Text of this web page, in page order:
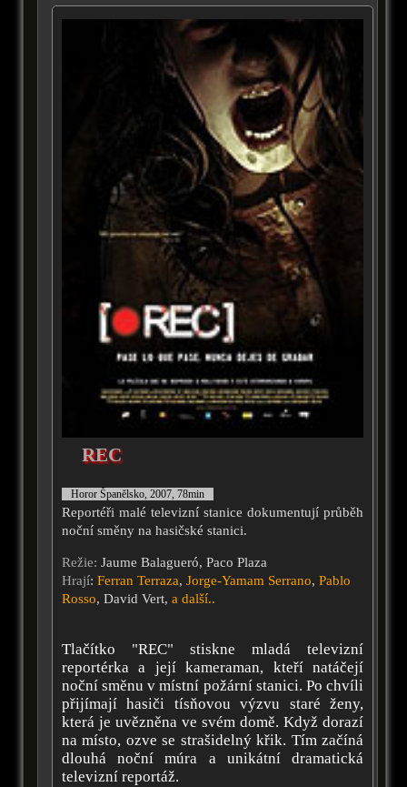
REC
Horor Španělsko, 2007, 78min
Reportéři malé televizní stanice dokumentují průběh
noční směny na hasičské stanici.
Režie: Jaume Balagueró, Paco Plaza
Hrají: Ferran Terraza, Jorge-Yamam Serrano, Pablo
Rosso, David Vert, a další..
Tlačítko "REC" stiskne mladá televizní
reportérka a její kameraman, kteří natáčejí
noční směnu v místní požární stanici. Po chvíli
přijímají hasiči tísňovou výzvu staré ženy,
která je uvězněna ve svém domě. Když dorazí
na místo, ozve se strašidelný křik. Tím začíná
dlouhá noční múra a unikátní dramatická
televizní reportáž.